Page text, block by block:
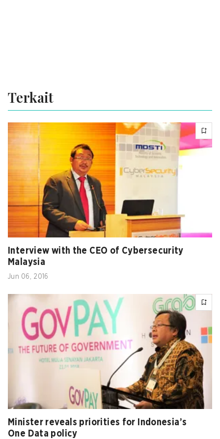
Terkait
Interview with the CEO of Cybersecurity
Malaysia
Jun 06, 2016
Minister reveals priorities for Indonesia’s
One Data policy